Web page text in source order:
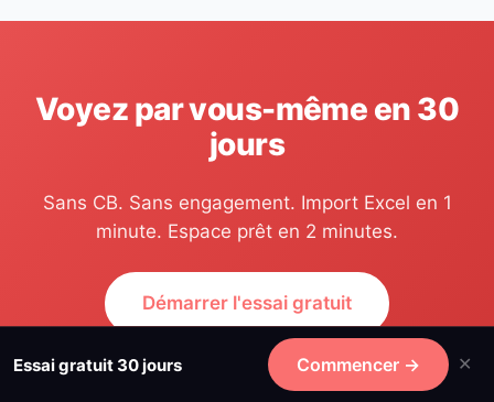
Voyez par vous-même en 30
jours
Sans CB. Sans engagement. Import Excel en 1
minute. Espace prêt en 2 minutes.
Démarrer l'essai gratuit
Parler à un expert
Essai gratuit 30 jours Commencer → ✕